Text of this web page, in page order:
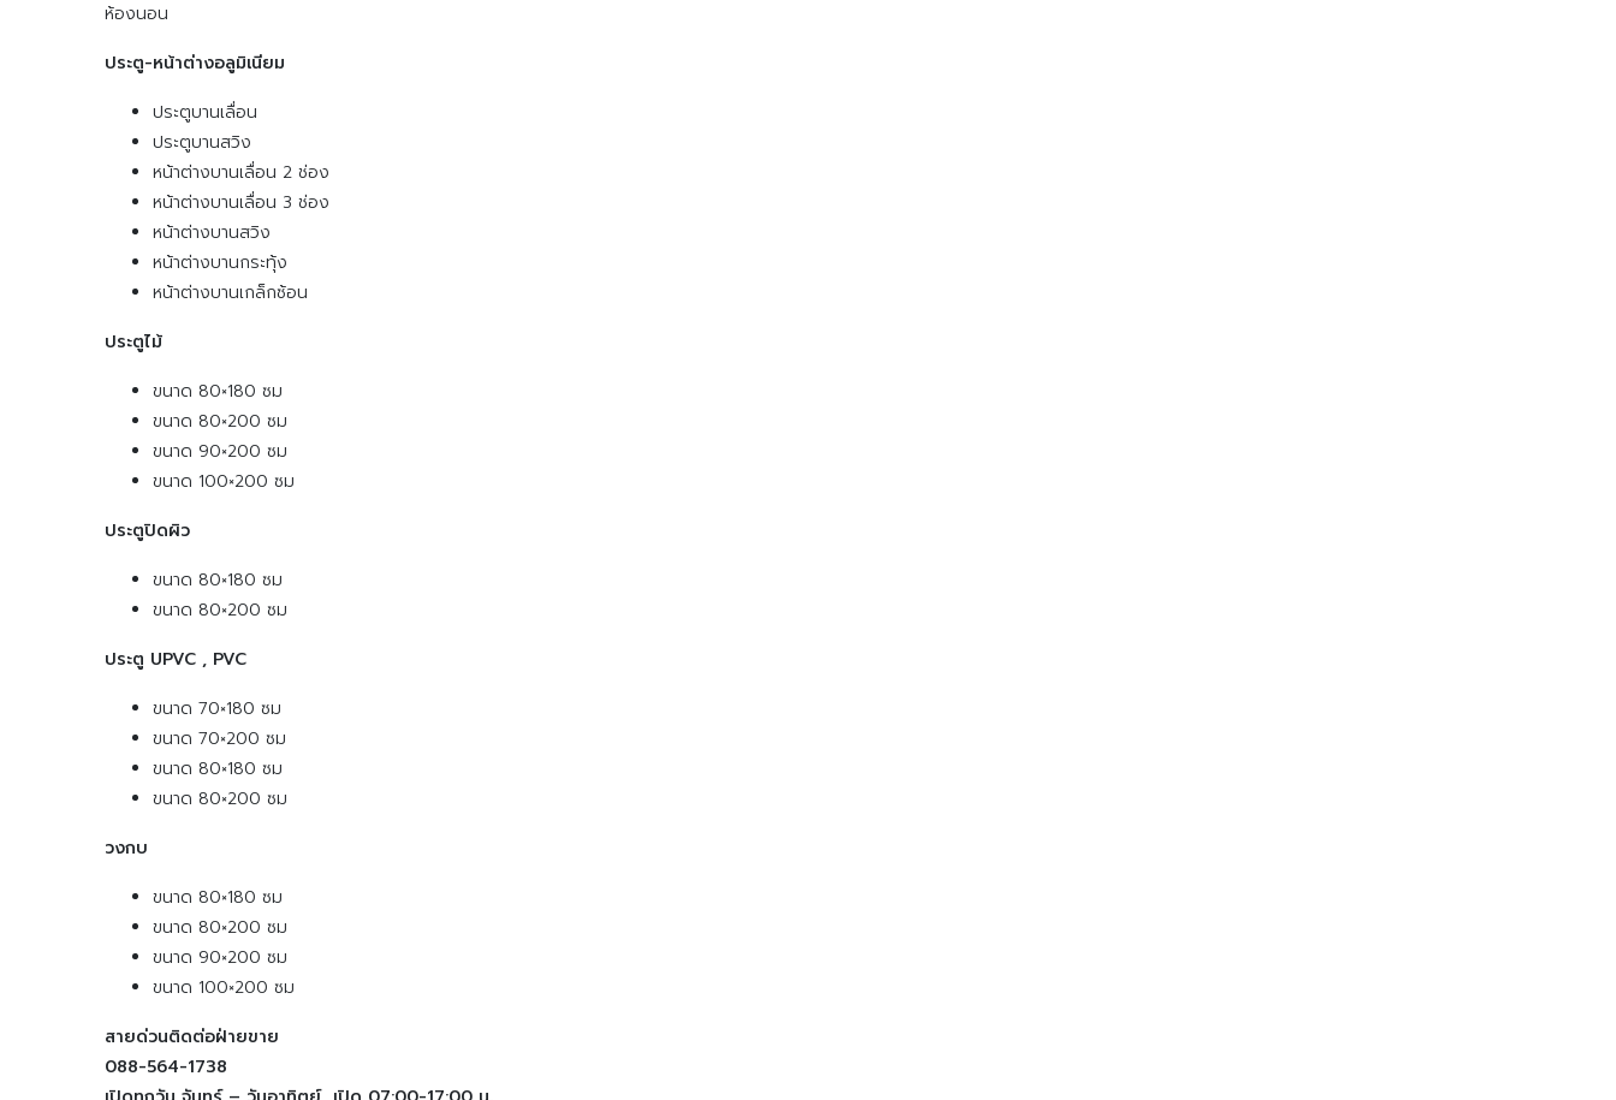
ห้องนอน
ประตู-หน้าต่างอลูมิเนียม
ประตูบานเลื่อน
ประตูบานสวิง
หน้าต่างบานเลื่อน 2 ช่อง
หน้าต่างบานเลื่อน 3 ช่อง
หน้าต่างบานสวิง
หน้าต่างบานกระทุ้ง
หน้าต่างบานเกล็กซ้อน
ประตูไม้
ขนาด 80×180 ซม
ขนาด 80×200 ซม
ขนาด 90×200 ซม
ขนาด 100×200 ซม
ประตูปิดผิว
ขนาด 80×180 ซม
ขนาด 80×200 ซม
ประตู UPVC , PVC
ขนาด 70×180 ซม
ขนาด 70×200 ซม
ขนาด 80×180 ซม
ขนาด 80×200 ซม
วงกบ
ขนาด 80×180 ซม
ขนาด 80×200 ซม
ขนาด 90×200 ซม
ขนาด 100×200 ซม
สายด่วนติดต่อฝ่ายขาย
088-564-1738